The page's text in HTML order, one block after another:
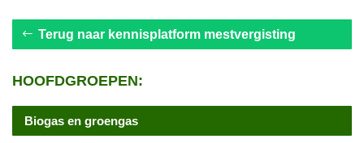
Terug naar kennisplatform mestvergisting
HOOFDGROEPEN:
Biogas en groengas